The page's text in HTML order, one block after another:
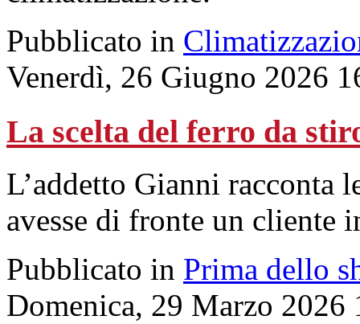
Pubblicato in
Venerdì, 26 Giugno 2026
La scelta del ferro da
L’addetto Gianni racconta
avesse di fronte un cliente
Pubblicato in Prima dello
Domenica, 29 Marzo 2026